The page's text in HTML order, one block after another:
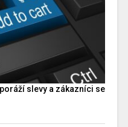
slevy a zákazníci se